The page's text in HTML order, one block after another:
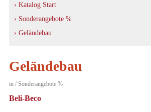
› Katalog Start
› Sonderangebote %
› Geländebau
Geländebau
in / Sonderangebote %
Beli-Beco